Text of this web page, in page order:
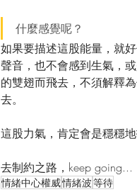
什麼感覺呢？
如果要描述這股能量，就
聲音，也不會感到生氣，
的雙翅而飛去，不須解釋
去。
這股力氣，肯定會是穩穩
去制約之路，keep going...
情緒中心權威情緒波等待